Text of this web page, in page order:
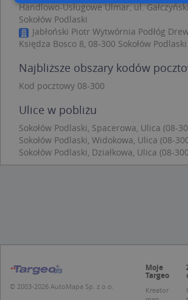
Handlowo-Usługowe Ulmar, ul.
Sokołów Podlaski
Jabłoński Piotr Wytwórnia Podłóg
Księdza Bosco 8, 08-300 Sokołów Podlaski
Najbliższe obszary kodów
Kod pocztowy 08-300
Ulice w pobliżu
Sokołów Podlaski, Spacerowa, Ulica (08-
Sokołów Podlaski, Widokowa, Ulica (08-
Sokołów Podlaski, Działkowa, Ulica (08-
© 2003-2026 AutoMapa Sp. z o.o.
Moje
Targeo
Kreator
Niezbędne Wydajność
Funkcjonalność
Niezbędne pliki cookie umożliwiają
podstawowych funkcji strony
jak logowanie użytkownika i zarządzanie
prawidłowo korzystać ze strony
Nazwa
Provider/
Domena
APPSESSID .targeo.pl